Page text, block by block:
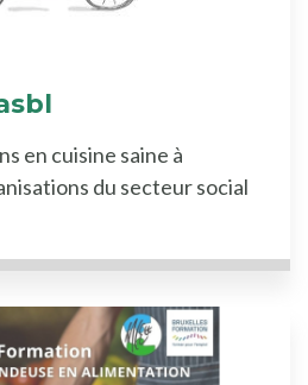
en cuisine saine à
du secteur social